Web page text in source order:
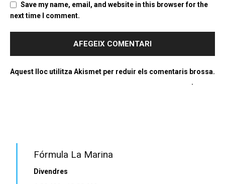
Save my name, email, and website in this browser for the
next time I comment.
Aquest lloc utilitza Akismet per reduir els comentaris brossa.
.
Fórmula La Marina
Divendres